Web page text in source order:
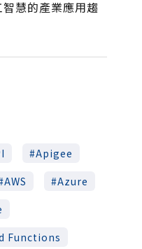
慧的產業應用趨
Apigee
AWS
Azure
Functions